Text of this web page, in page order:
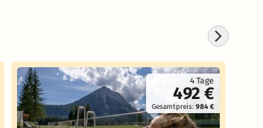
4 Tage
492 €
Gesamtpreis: 984 €